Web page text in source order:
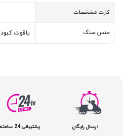
کارت مشخصات
جنس سنگ یاقوت کبود
ارسال رایگان پشتیبانی 24 ساعته